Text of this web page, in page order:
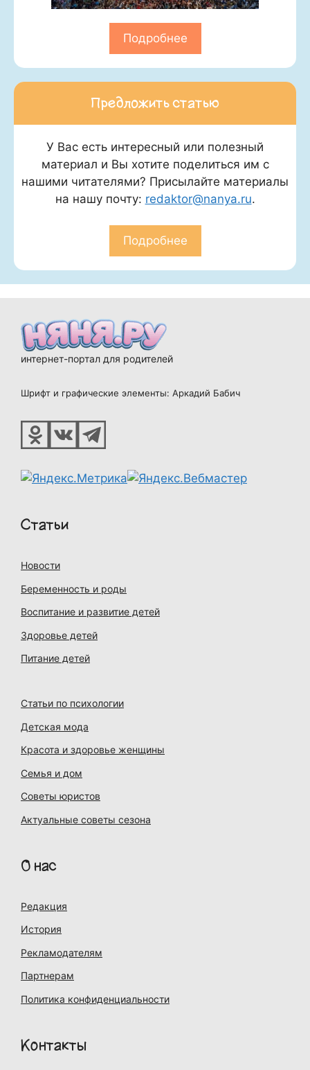
Подробнее
Предложить статью
У Вас есть интересный или полезный
материал и Вы хотите поделиться им с
нашими читателями? Присылайте материалы
на нашу почту: redaktor@nanya.ru.
Подробнее
интернет-портал для родителей
Шрифт и графические элементы: Аркадий Бабич
Статьи
Новости
Беременность и роды
Воспитание и развитие детей
Здоровье детей
Питание детей
Статьи по психологии
Детская мода
Красота и здоровье женщины
Семья и дом
Советы юристов
Актуальные советы сезона
О нас
Редакция
История
Рекламодателям
Партнерам
Политика конфиденциальности
Контакты